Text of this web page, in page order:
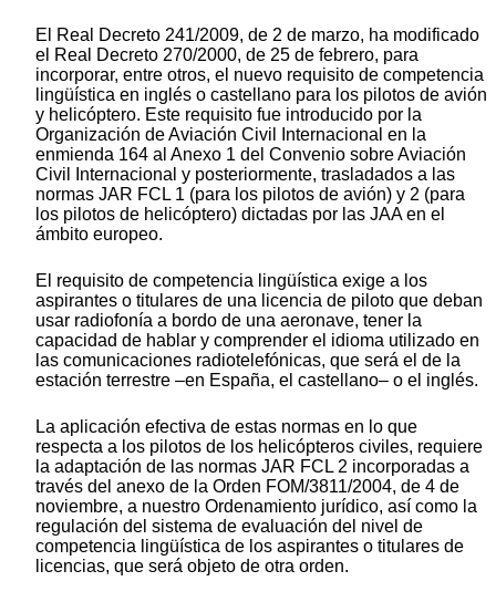
El Real Decreto 241/2009, de 2 de marzo, ha modificado
el Real Decreto 270/2000, de 25 de febrero, para
incorporar, entre otros, el nuevo requisito de competencia
lingüística en inglés o castellano para los pilotos de avión
y helicóptero. Este requisito fue introducido por la
Organización de Aviación Civil Internacional en la
enmienda 164 al Anexo 1 del Convenio sobre Aviación
Civil Internacional y posteriormente, trasladados a las
normas JAR FCL 1 (para los pilotos de avión) y 2 (para
los pilotos de helicóptero) dictadas por las JAA en el
ámbito europeo.
El requisito de competencia lingüística exige a los
aspirantes o titulares de una licencia de piloto que deban
usar radiofonía a bordo de una aeronave, tener la
capacidad de hablar y comprender el idioma utilizado en
las comunicaciones radiotelefónicas, que será el de la
estación terrestre –en España, el castellano– o el inglés.
La aplicación efectiva de estas normas en lo que
respecta a los pilotos de los helicópteros civiles, requiere
la adaptación de las normas JAR FCL 2 incorporadas a
través del anexo de la Orden FOM/3811/2004, de 4 de
noviembre, a nuestro Ordenamiento jurídico, así como la
regulación del sistema de evaluación del nivel de
competencia lingüística de los aspirantes o titulares de
licencias, que será objeto de otra orden.